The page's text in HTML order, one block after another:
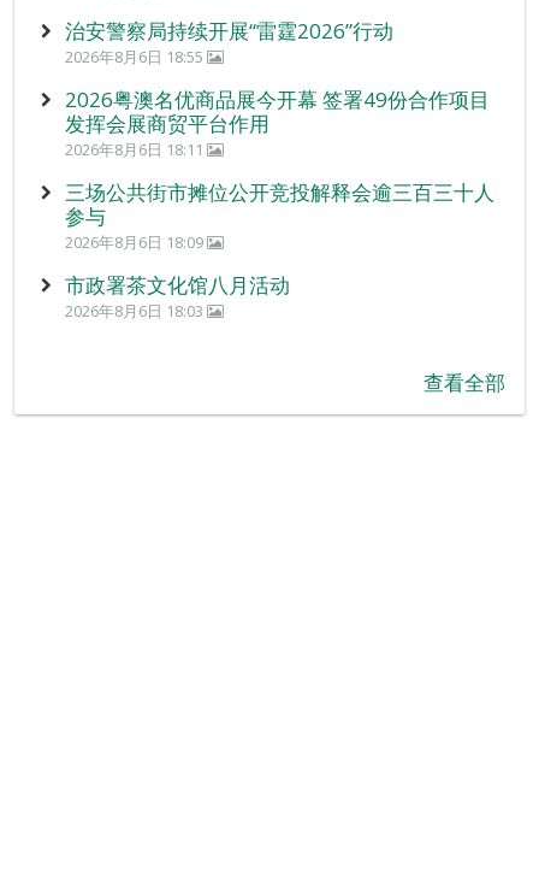
治安警察局持续开展“雷霆2026”行动
2026年8月6日 18:55
2026粤澳名优商品展今开幕 签署49份合作项目
发挥会展商贸平台作用
2026年8月6日 18:11
三场公共街市摊位公开竞投解释会逾三百三十人
参与
2026年8月6日 18:09
市政署茶文化馆八月活动
2026年8月6日 18:03
查看全部